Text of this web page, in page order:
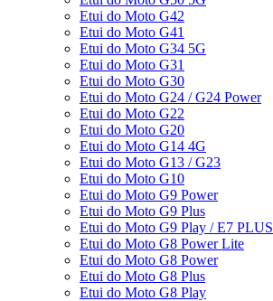
Etui do Moto G42
Etui do Moto G41
Etui do Moto G34 5G
Etui do Moto G31
Etui do Moto G30
Etui do Moto G24 / G24 Power
Etui do Moto G22
Etui do Moto G20
Etui do Moto G14 4G
Etui do Moto G13 / G23
Etui do Moto G10
Etui do Moto G9 Power
Etui do Moto G9 Plus
Etui do Moto G9 Play / E7 PLUS
Etui do Moto G8 Power Lite
Etui do Moto G8 Power
Etui do Moto G8 Plus
Etui do Moto G8 Play